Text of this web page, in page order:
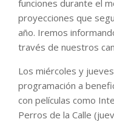
funciones durante el
proyecciones que
año. Iremos
través de nuestros
Los miércoles y
programación a
con películas como
Perros de la Calle